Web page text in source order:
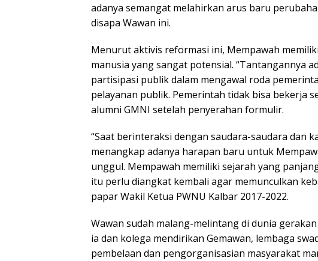
adanya semangat melahirkan arus baru
disapa Wawan ini.
Menurut aktivis reformasi ini, Mempawah
manusia yang sangat potensial. “Tantangannya
partisipasi publik dalam mengawal roda
pelayanan publik. Pemerintah tidak bisa bekerja
alumni GMNI setelah penyerahan formulir.
“Saat berinteraksi dengan saudara-saudara dan
menangkap adanya harapan baru untuk
unggul. Mempawah memiliki sejarah yang
itu perlu diangkat kembali agar memunculkan
papar Wakil Ketua PWNU Kalbar 2017-2022.
Wawan sudah malang-melintang di dunia
ia dan kolega mendirikan Gemawan, lembaga
pembelaan dan pengorganisasian masyarakat